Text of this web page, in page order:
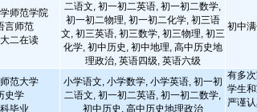
师范学院
言师范
二在读
二语文, 初一初二英语, 初一初二数学,
初一初二物理, 初一初二化学, 初三语
文, 初三英语, 初三数学, 初三物理, 初三
化学, 初中历史, 初中地理, 高中历史地
理政治, 英语四级, 英语六级
初中
范大学
史学
毕业
小学语文, 小学数学, 小学英语, 初一初
二语文, 初一初二英语, 初一初二数学,
初中历史, 高中历史地理政治
有多
学生
严谨